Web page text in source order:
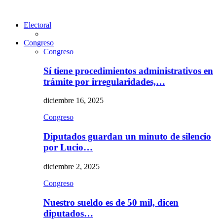
Electoral
Congreso
Congreso
Sí tiene procedimientos administrativos en
trámite por irregularidades,…
diciembre 16, 2025
Congreso
Diputados guardan un minuto de silencio
por Lucio…
diciembre 2, 2025
Congreso
Nuestro sueldo es de 50 mil, dicen
diputados…